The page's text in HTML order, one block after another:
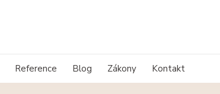
Reference Blog Zákony Kontakt